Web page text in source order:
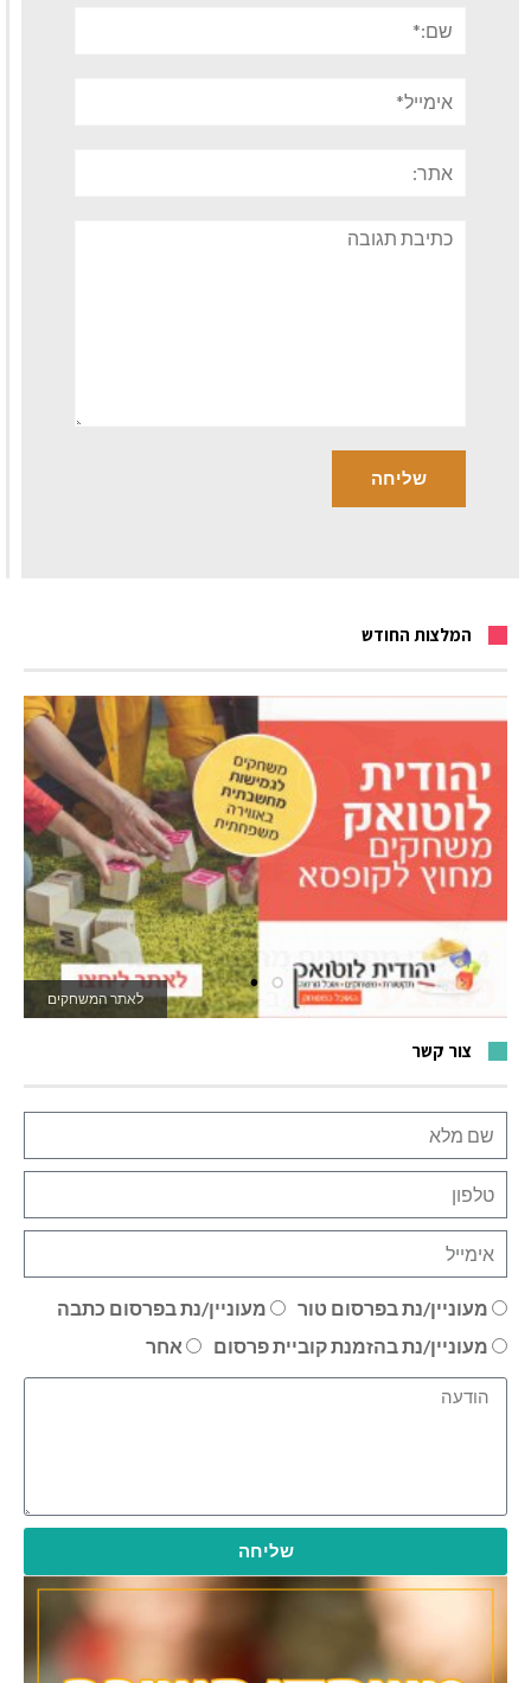
תגובה
המלצות החודש
לאתר המשחקים
צור קשר
מעוניין/נת בפרסום טור
מעוניין/נת בפרסום כתבה
מעוניין/נת בהזמנת קוביית פרסום
אחר
שליחה